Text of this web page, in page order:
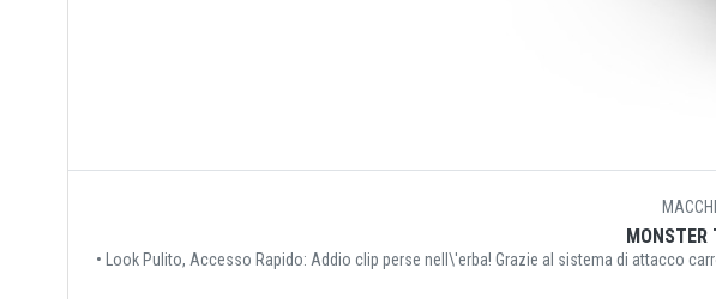
MONSTER
• Look Pulito, Accesso Rapido: Addio clip perse nell\'erba! Grazie al sistema di attacco